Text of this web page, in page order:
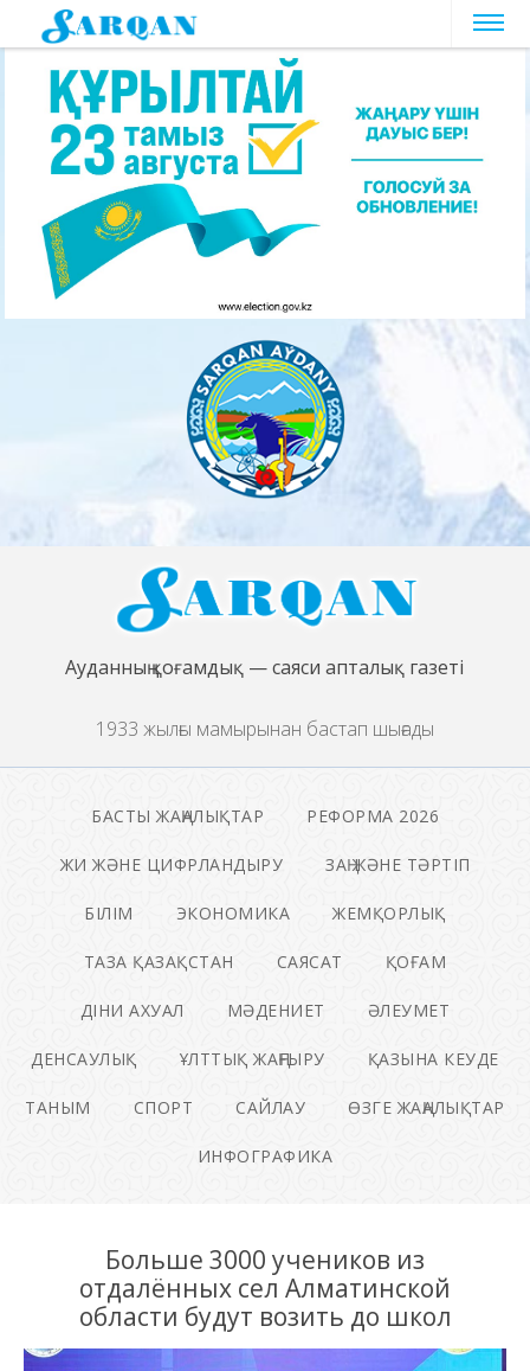
Ауданның қоғамдық — саяси апталық газеті
1933 жылғы мамырынан бастап шығады
БАСТЫ ЖАҢАЛЫҚТАР РЕФОРМА 2026
ЖИ ЖӘНЕ ЦИФРЛАНДЫРУ ЗАҢ ЖӘНЕ ТӘРТІП
БІЛІМ ЭКОНОМИКА ЖЕМҚОРЛЫҚ
ТАЗА ҚАЗАҚСТАН САЯСАТ ҚОҒАМ
ДІНИ АХУАЛ МӘДЕНИЕТ ӘЛЕУМЕТ
ДЕНСАУЛЫҚ ҰЛТТЫҚ ЖАҢҒЫРУ ҚАЗЫНА КЕУДЕ
ТАНЫМ СПОРТ САЙЛАУ ӨЗГЕ ЖАҢАЛЫҚТАР
ИНФОГРАФИКА
Больше 3000 учеников из
отдалённых сел Алматинской
области будут возить до школ